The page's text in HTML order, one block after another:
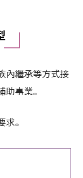
內繼承等方式接
事業。
。